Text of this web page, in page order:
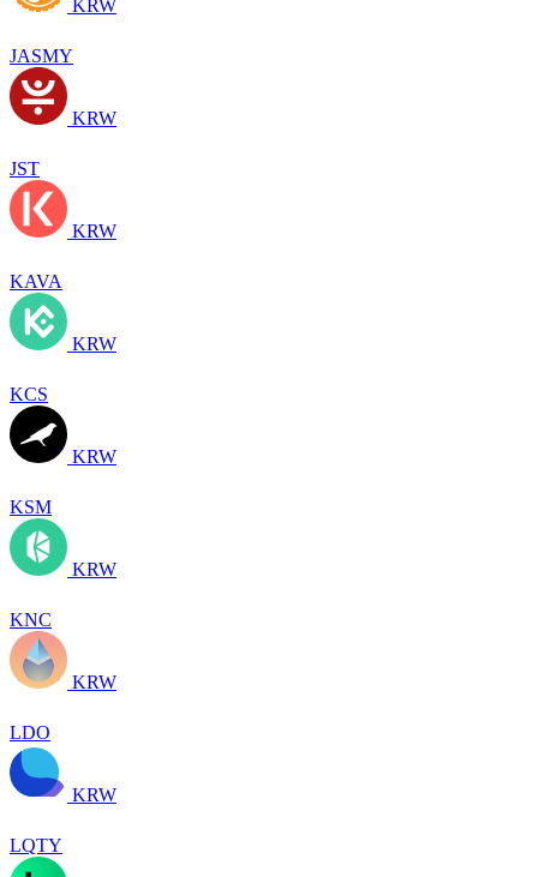
KRW
JASMY
KRW
JST
KRW
KAVA
KRW
KCS
KRW
KSM
KRW
KNC
KRW
LDO
KRW
LQTY